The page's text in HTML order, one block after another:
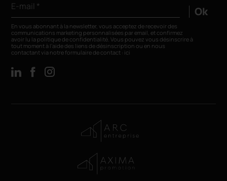
E-mail *
Ok
En vous abonnant à la newsletter, vous acceptez de recevoir des
communications marketing personnalisées par email, et confirmez
avoir lu la politique de confidentialité. Vous pouvez vous désinscrire à
tout moment à l’aide des liens de désinscription ou en nous
contactant via notre formulaire de contact : ici